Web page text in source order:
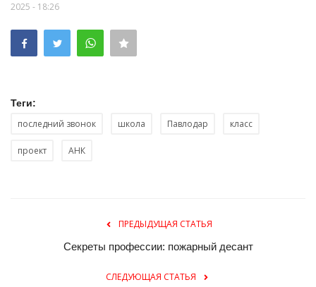
2025 - 18:26
Теги:
последний звонок школа Павлодар класс
проект АНК
ПРЕДЫДУЩАЯ СТАТЬЯ
Секреты профессии: пожарный десант
СЛЕДУЮЩАЯ СТАТЬЯ